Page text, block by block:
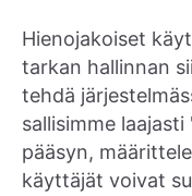
Hienojakoiset
tarkan hallinnan
tehdä
sallisimme
pääsyn,
käyttäjät voivat